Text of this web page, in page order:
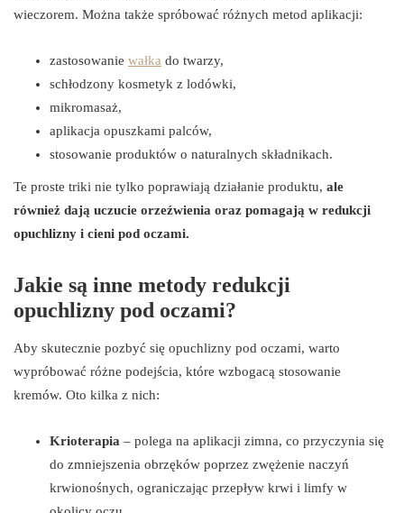
wieczorem. Można także spróbować różnych metod aplikacji:
zastosowanie wałka do twarzy,
schłodzony kosmetyk z lodówki,
mikromasaż,
aplikacja opuszkami palców,
stosowanie produktów o naturalnych składnikach.
Te proste triki nie tylko poprawiają działanie produktu, ale
również dają uczucie orzeźwienia oraz pomagają w redukcji
opuchlizny i cieni pod oczami.
Jakie są inne metody redukcji
opuchlizny pod oczami?
Aby skutecznie pozbyć się opuchlizny pod oczami, warto
wypróbować różne podejścia, które wzbogacą stosowanie
kremów. Oto kilka z nich:
Krioterapia – polega na aplikacji zimna, co przyczynia się
do zmniejszenia obrzęków poprzez zwężenie naczyń
krwionośnych, ograniczając przepływ krwi i limfy w